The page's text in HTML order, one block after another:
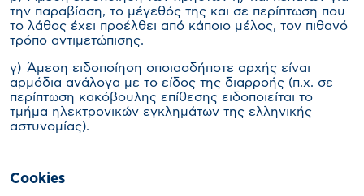
την παραβίαση, το μέγεθός της και σε περίπτωση που
το λάθος έχει προέλθει από κάποιο μέλος, τον πιθανό
τρόπο αντιμετώπισης.
γ) Άμεση ειδοποίηση οποιασδήποτε αρχής είναι
αρμόδια ανάλογα με το είδος της διαρροής (π.χ. σε
περίπτωση κακόβουλης επίθεσης ειδοποιείται το
τμήμα ηλεκτρονικών εγκλημάτων της ελληνικής
αστυνομίας).
Cookies